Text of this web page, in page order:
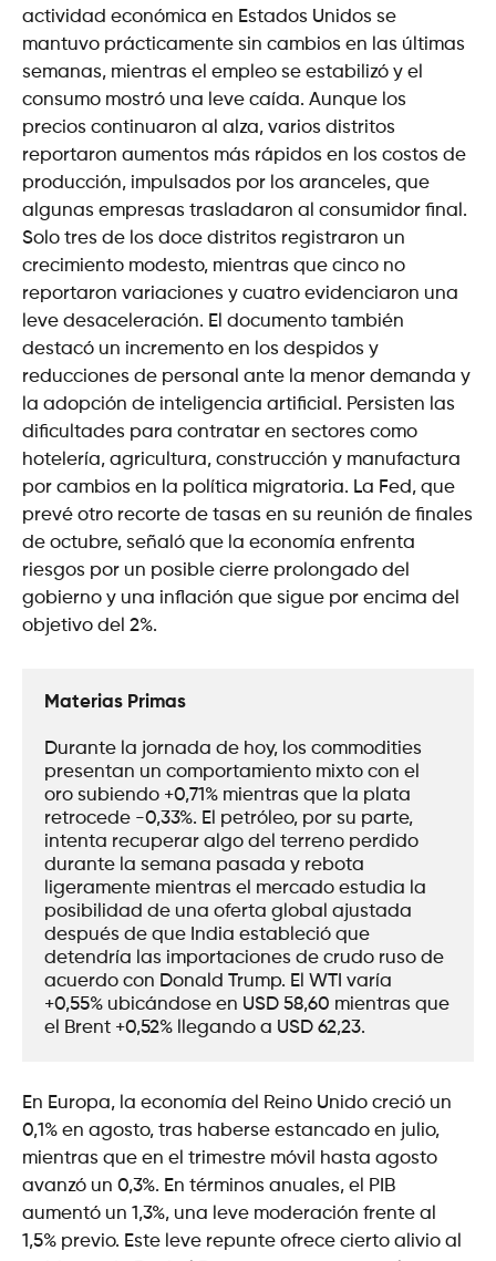
actividad económica en Estados Unidos se
mantuvo prácticamente sin cambios en las últimas
semanas, mientras el empleo se estabilizó y el
consumo mostró una leve caída. Aunque los
precios continuaron al alza, varios distritos
reportaron aumentos más rápidos en los costos de
producción, impulsados por los aranceles, que
algunas empresas trasladaron al consumidor final.
Solo tres de los doce distritos registraron un
crecimiento modesto, mientras que cinco no
reportaron variaciones y cuatro evidenciaron una
leve desaceleración. El documento también
destacó un incremento en los despidos y
reducciones de personal ante la menor demanda y
la adopción de inteligencia artificial. Persisten las
dificultades para contratar en sectores como
hotelería, agricultura, construcción y manufactura
por cambios en la política migratoria. La Fed, que
prevé otro recorte de tasas en su reunión de finales
de octubre, señaló que la economía enfrenta
riesgos por un posible cierre prolongado del
gobierno y una inflación que sigue por encima del
objetivo del 2%.
Materias Primas
Durante la jornada de hoy, los commodities
presentan un comportamiento mixto con el
oro subiendo +0,71% mientras que la plata
retrocede -0,33%. El petróleo, por su parte,
intenta recuperar algo del terreno perdido
durante la semana pasada y rebota
ligeramente mientras el mercado estudia la
posibilidad de una oferta global ajustada
después de que India estableció que
detendría las importaciones de crudo ruso de
acuerdo con Donald Trump. El WTI varía
+0,55% ubicándose en USD 58,60 mientras que
el Brent +0,52% llegando a USD 62,23.
En Europa, la economía del Reino Unido creció un
0,1% en agosto, tras haberse estancado en julio,
mientras que en el trimestre móvil hasta agosto
avanzó un 0,3%. En términos anuales, el PIB
aumentó un 1,3%, una leve moderación frente al
1,5% previo. Este leve repunte ofrece cierto alivio al